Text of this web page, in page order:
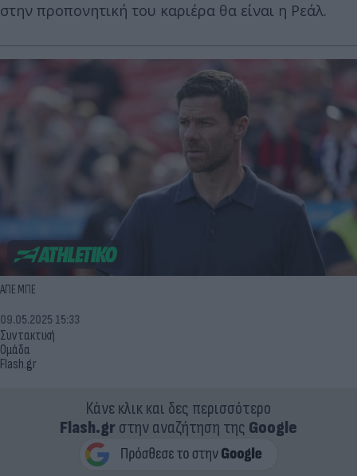
στην προπονητική του καριέρα θα είναι η Ρεάλ.
ΑΠΕ ΜΠΕ
Συντακτική
Ομάδα
Flash.gr
09.05.2025 15:33
Κάνε κλικ και δες περισσότερο
Flash.grστην αναζήτηση της Google